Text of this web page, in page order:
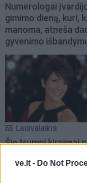
ve.lt - Do Not
Numerologai
gimimo dieną, kuri,
manoma, atneša
gyvenimo
Laisvalaikis
Šie trumpi kirpimai
daugiau apimties, o